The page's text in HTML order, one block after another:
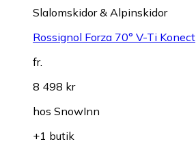
Slalomskidor & Alpinskidor
Rossignol Forza 70° V-Ti Konect
fr.
8 498 kr
hos SnowInn
+1 butik